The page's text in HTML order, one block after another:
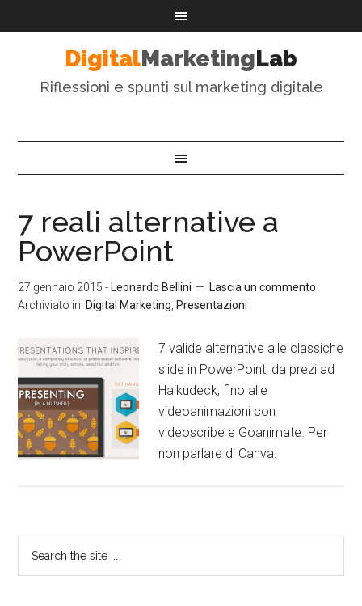
DigitalMarketingLab
Riflessioni e spunti sul marketing digitale
7 reali alternative a
PowerPoint
27 gennaio 2015 - Leonardo Bellini
Lascia un commento
Archiviato in: Digital Marketing Presentazioni
7 valide alternative alle classiche
slide in PowerPoint, da prezi ad
Haikudeck, fino alle
videoanimazioni con
videoscribe e Goanimate. Per
non parlare di Canva.